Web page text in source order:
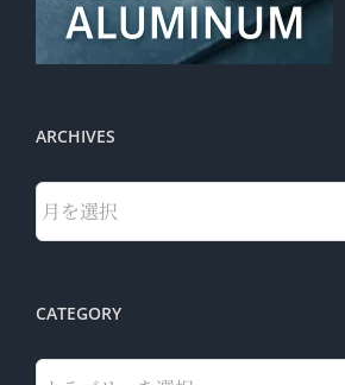
ARCHIVES
Archives
CATEGORY
Category